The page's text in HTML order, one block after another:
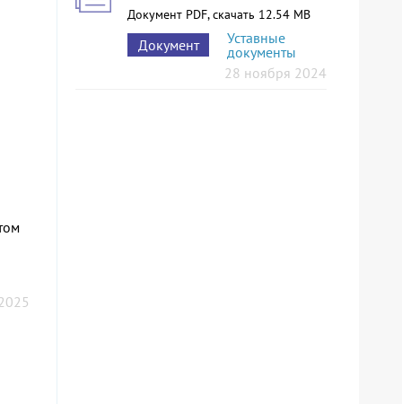
Документ PDF, скачать 12.54 MB
Документ
Уставные
документы
28 ноября 2024